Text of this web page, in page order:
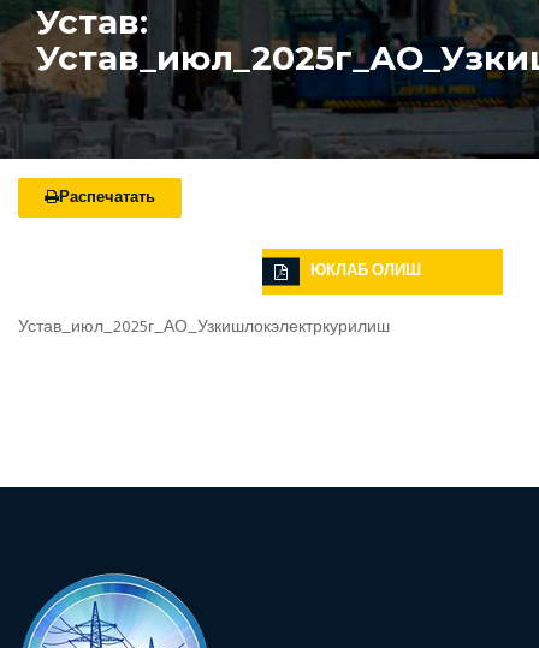
Устав:
Распечатать
ЮКЛАБ ОЛИШ
Устав_июл_2025г_АО_Узкишлокэлектркурилиш